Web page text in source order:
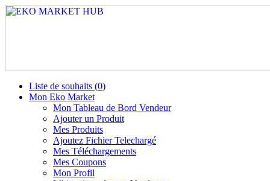
Liste de souhaits (0)
Mon Eko Market
Mon Tableau de Bord Vendeur
Ajouter un Produit
Mes Produits
Ajoutez Fichier Telechargé
Mes Téléchargements
Mes Coupons
Mon Profil